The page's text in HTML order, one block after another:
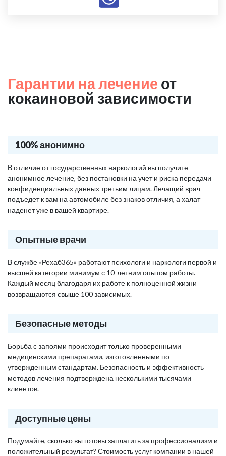
Гарантии на лечение от
кокаиновой зависимости
100% анонимно
В отличие от государственных наркологий вы получите
анонимное лечение, без постановки на учет и риска передачи
конфиденциальных данных третьим лицам. Лечащий врач
подъедет к вам на автомобиле без знаков отличия, а халат
наденет уже в вашей квартире.
Опытные врачи
В службе «Рехаб365» работают психологи и наркологи первой и
высшей категории минимум с 10-летним опытом работы.
Каждый месяц благодаря их работе к полноценной жизни
возвращаются свыше 100 зависимых.
Безопасные методы
Борьба с запоями происходит только проверенными
медицинскими препаратами, изготовленными по
утвержденным стандартам. Безопасность и эффективность
методов лечения подтверждена несколькими тысячами
клиентов.
Доступные цены
Подумайте, сколько вы готовы заплатить за профессионализм и
положительный результат? Стоимость услуг компании в нашей